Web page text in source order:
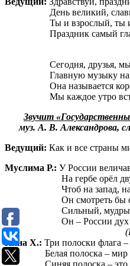
День великий,
Ты и взрослый, ты и
Праздник самый
(А.
Сегодня, друзья,
Главную музыку
Она называется
Мы каждое утро
Звучит
муз. А. В. Александрова,
Ведущий: Как и все страны
Муслима Р.: У России
На гербе орёл
Чтоб на запад, на
Он смотреть бы
Сильный, мудрый он
Он – России дух
Инна Х.: Три полоски флага –
Белая полоска – мир и